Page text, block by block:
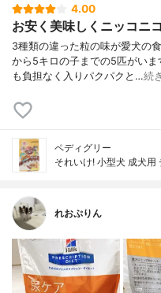
4.00
お安く美味しくニッコニコ
3種類の違った粒の味が愛犬の
から5キロの子までの5匹がい
も負担なく入りパクパクと…続
ペディグリー
それいけ! 小型犬 成犬用
れおぷりん